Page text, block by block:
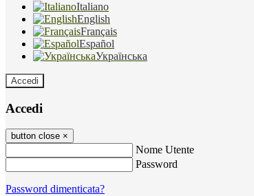
Italiano
English
Français
Español
Українська
Accedi
Accedi
button close ×
Nome Utente
Password
Password dimenticata?